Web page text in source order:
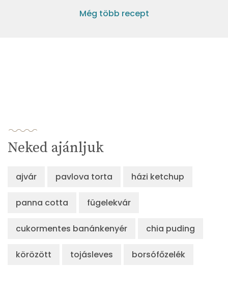
Még több recept
Neked ajánljuk
ajvár pavlova torta házi ketchup
panna cotta fügelekvár
cukormentes banánkenyér chia puding
körözött tojásleves borsófőzelék